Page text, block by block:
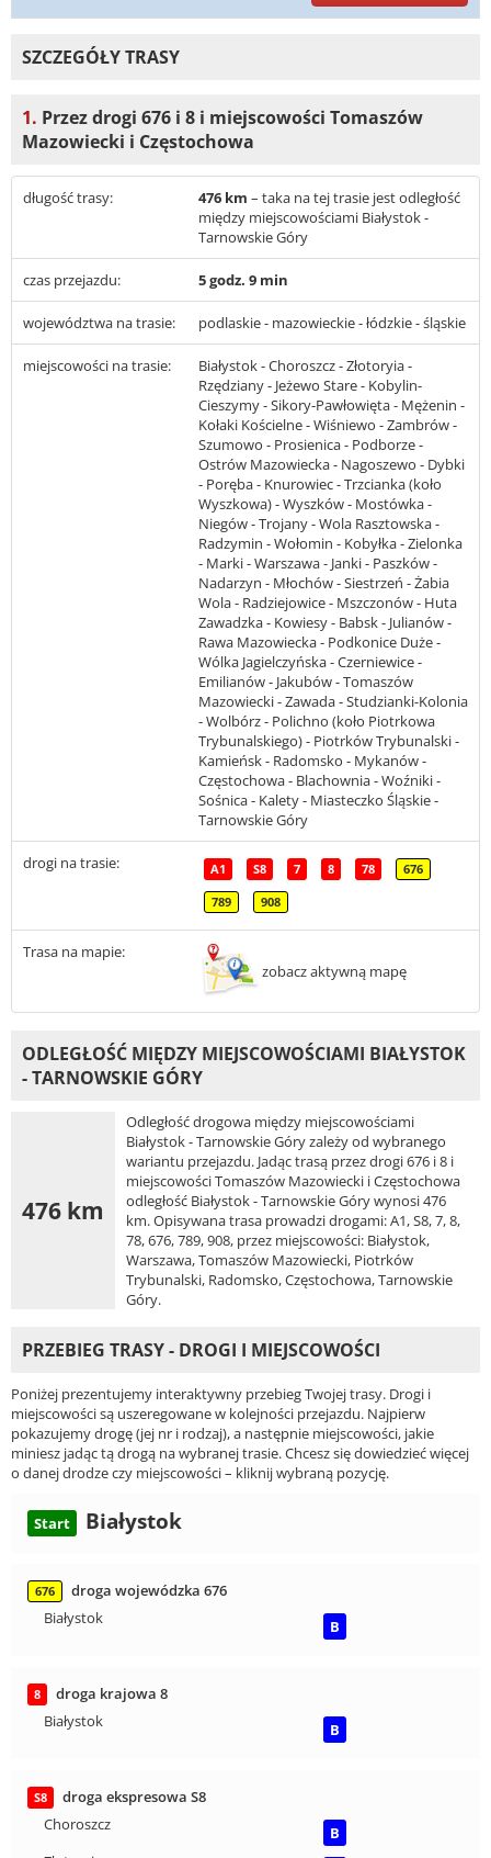
SZCZEGÓŁY TRASY
1. Przez drogi 676 i 8 i miejscowości Tomaszów
Mazowiecki i Częstochowa
długość trasy: 476 km – taka na tej trasie jest odległość
między miejscowościami Białystok -
Tarnowskie Góry
czas przejazdu: 5 godz. 9 min
województwa na trasie: podlaskie - mazowieckie - łódzkie - śląskie
miejscowości na trasie:
Białystok - Choroszcz - Złotoryia -
Rzędziany - Jeżewo Stare - Kobylin-
Cieszymy - Sikory-Pawłowięta - Mężenin -
Kołaki Kościelne - Wiśniewo - Zambrów -
Szumowo - Prosienica - Podborze -
Ostrów Mazowiecka - Nagoszewo - Dybki
- Poręba - Knurowiec - Trzcianka (koło
Wyszkowa) - Wyszków - Mostówka -
Niegów - Trojany - Wola Rasztowska -
Radzymin - Wołomin - Kobyłka - Zielonka
- Marki - Warszawa - Janki - Paszków -
Nadarzyn - Młochów - Siestrzeń - Żabia
Wola - Radziejowice - Mszczonów - Huta
Zawadzka - Kowiesy - Babsk - Julianów -
Rawa Mazowiecka - Podkonice Duże -
Wólka Jagielczyńska - Czerniewice -
Emilianów - Jakubów - Tomaszów
Mazowiecki - Zawada - Studzianki-Kolonia
- Wolbórz - Polichno (koło Piotrkowa
Trybunalskiego) - Piotrków Trybunalski -
Kamieńsk - Radomsko - Mykanów -
Częstochowa - Blachownia - Woźniki -
Sośnica - Kalety - Miasteczko Śląskie -
Tarnowskie Góry
drogi na trasie: A1 S8 7 8 78 676
789 908
Trasa na mapie:
zobacz aktywną mapę
ODLEGŁOŚĆ MIĘDZY MIEJSCOWOŚCIAMI BIAŁYSTOK
- TARNOWSKIE GÓRY
476 km
Odległość drogowa między miejscowościami
Białystok - Tarnowskie Góry zależy od wybranego
wariantu przejazdu. Jadąc trasą przez drogi 676 i 8 i
miejscowości Tomaszów Mazowiecki i Częstochowa
odległość Białystok - Tarnowskie Góry wynosi 476
km. Opisywana trasa prowadzi drogami: A1, S8, 7, 8,
78, 676, 789, 908, przez miejscowości: Białystok,
Warszawa, Tomaszów Mazowiecki, Piotrków
Trybunalski, Radomsko, Częstochowa, Tarnowskie
Góry.
PRZEBIEG TRASY - DROGI I MIEJSCOWOŚCI
Poniżej prezentujemy interaktywny przebieg Twojej trasy. Drogi i
miejscowości są uszeregowane w kolejności przejazdu. Najpierw
pokazujemy drogę (jej nr i rodzaj), a następnie miejscowości, jakie
miniesz jadąc tą drogą na wybranej trasie. Chcesz się dowiedzieć więcej
o danej drodze czy miejscowości – kliknij wybraną pozycję.
Start Białystok
676
droga wojewódzka 676
Białystok
B
8
droga krajowa 8
Białystok
B
S8
droga ekspresowa S8
Choroszcz
B